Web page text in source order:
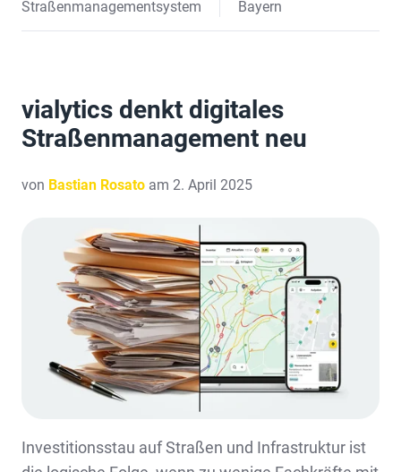
Straßenmanagementsystem
Bayern
vialytics denkt digitales
Straßenmanagement neu
von Bastian Rosato am 2. April 2025
Investitionsstau auf Straßen und Infrastruktur ist